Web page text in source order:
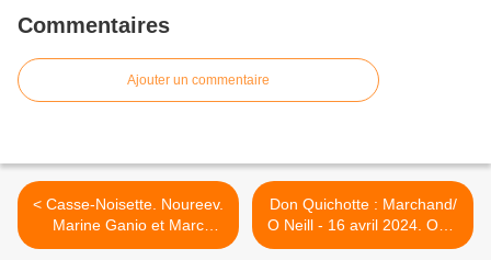
Commentaires
Ajouter un commentaire
< Casse-Noisette. Noureev.
Marine Ganio et Marc
Moreau. 28 décembre 2023
Don Quichotte : Marchand/
O Neill - 16 avril 2024. ONP
>